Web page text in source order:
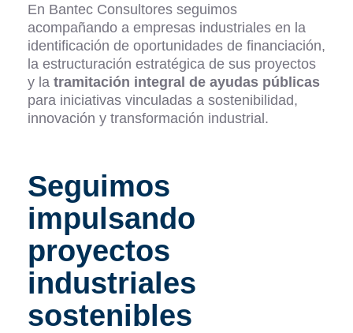
En Bantec Consultores seguimos
acompañando a empresas industriales en la
identificación de oportunidades de financiación,
la estructuración estratégica de sus proyectos
y la tramitación integral de ayudas públicas
para iniciativas vinculadas a sostenibilidad,
innovación y transformación industrial.
Seguimos
impulsando
proyectos
industriales
sostenibles